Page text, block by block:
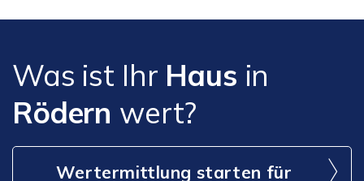
Was ist Ihr Haus in
Rödern wert?
Wertermittlung starten für